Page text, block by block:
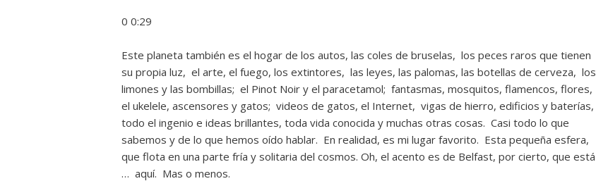
0 0:29
Este planeta también es el hogar de los autos, las coles de bruselas, los peces raros que tienen
su propia luz, el arte, el fuego, los extintores, las leyes, las palomas, las botellas de cerveza, los
limones y las bombillas; el Pinot Noir y el paracetamol; fantasmas, mosquitos, flamencos, flores,
el ukelele, ascensores y gatos; videos de gatos, el Internet, vigas de hierro, edificios y baterías,
todo el ingenio e ideas brillantes, toda vida conocida y muchas otras cosas. Casi todo lo que
sabemos y de lo que hemos oído hablar. En realidad, es mi lugar favorito. Esta pequeña esfera,
que flota en una parte fría y solitaria del cosmos. Oh, el acento es de Belfast, por cierto, que está
… aquí. Mas o menos.